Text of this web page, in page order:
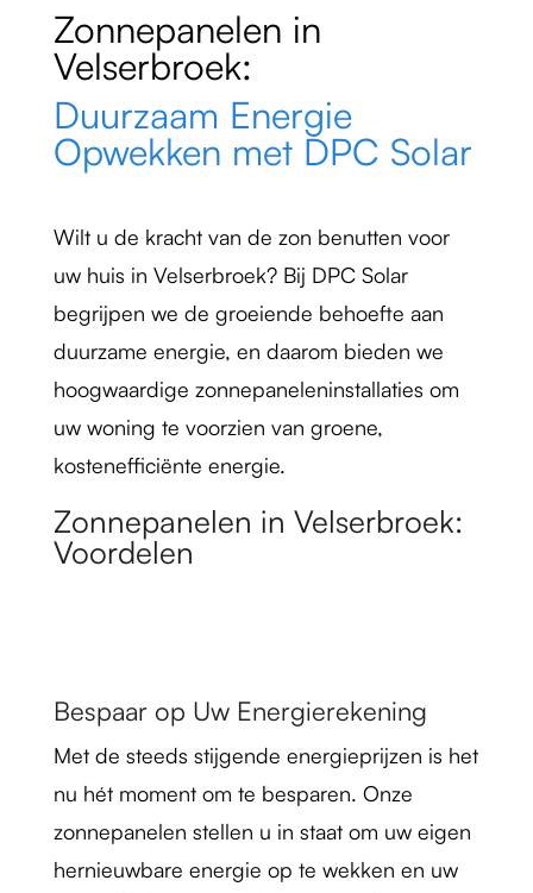
Zonnepanelen in
Velserbroek:
Duurzaam Energie
Opwekken met DPC Solar
Wilt u de kracht van de zon benutten voor
uw huis in Velserbroek? Bij DPC Solar
begrijpen we de groeiende behoefte aan
duurzame energie, en daarom bieden we
hoogwaardige zonnepaneleninstallaties om
uw woning te voorzien van groene,
kostenefficiënte energie.
Zonnepanelen in Velserbroek:
Voordelen
Bespaar op Uw Energierekening
Met de steeds stijgende energieprijzen is het
nu hét moment om te besparen. Onze
zonnepanelen stellen u in staat om uw eigen
hernieuwbare energie op te wekken en uw